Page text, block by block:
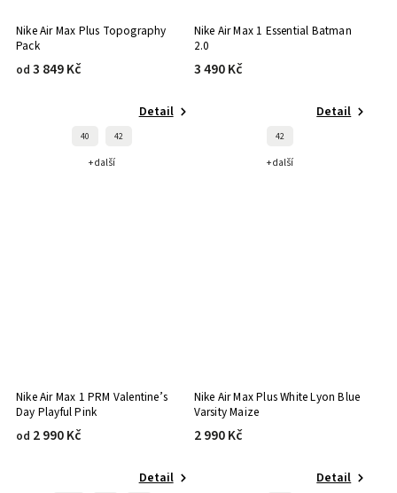
Nike Air Max Plus Topography
Pack
od 3 849 Kč
Detail
40 42
+ další
Nike Air Max 1 Essential Batman
2.0
3 490 Kč
Detail
42
+ další
Nike Air Max 1 PRM Valentine’s
Day Playful Pink
od 2 990 Kč
Detail
Nike Air Max Plus White Lyon Blue
Varsity Maize
2 990 Kč
Detail